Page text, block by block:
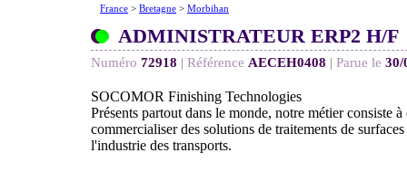
France > Bretagne > Morbihan
ADMINISTRATEUR ERP2 H/F
Numéro 72918 | Référence AECEH0408 | Parue le 30/
SOCOMOR Finishing Technologies
Présents partout dans le monde, notre métier consiste
commercialiser des solutions de traitements de
l'industrie des transports.